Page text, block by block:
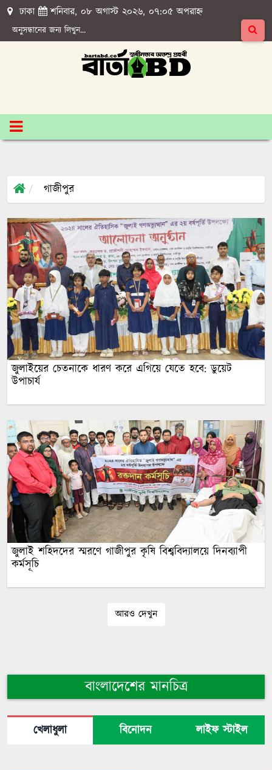
ঢাকা শনিবার, ০৮ অগাস্ট ২০২৬, ০৭:০৫ অপরাহ্ন
গাজীপুর
জুলাইয়ের চেতনাকে ধারণ করে এগিয়ে যেতে হবে: ডুয়েট
উপাচার্য
জুলাই শহিদদের স্মরণে গাজীপুর কৃষি বিশ্ববিদ্যালয়ে দিনব্যাপী
কর্মসূচি
আরও দেখুন
বাংলাদেশের মানচিত্র
খেলাধুলা বিনোদন লাইফ স্টাইল